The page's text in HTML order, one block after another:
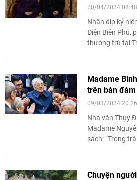
20/04/2024 08:48
Nhân dịp kỷ
Điện Biên Phủ,
thường trú tại
Trưởng Đoàn
trong chiến
Madame
trên bàn
09/03/2024 20:26
Nhà văn Thụy
Madame
sách: “Trong
Chuyện